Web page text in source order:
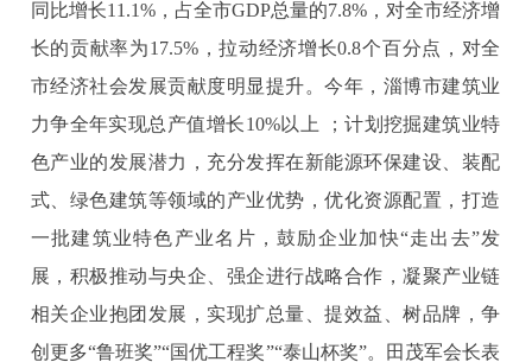
同比增长11.1%，占全市GDP总量的7.8%，对全市经济增
长的贡献率为17.5%，拉动经济增长0.8个百分点，对全
市经济社会发展贡献度明显提升。今年，淄博市建筑业
力争全年实现总产值增长10%以上 ；计划挖掘建筑业特
色产业的发展潜力，充分发挥在新能源环保建设、装配
式、绿色建筑等领域的产业优势，优化资源配置，打造
一批建筑业特色产业名片，鼓励企业加快“走出去”发
展，积极推动与央企、强企进行战略合作，凝聚产业链
相关企业抱团发展，实现扩总量、提效益、树品牌，争
创更多“鲁班奖”“国优工程奖”“泰山杯奖”。田茂军会长表